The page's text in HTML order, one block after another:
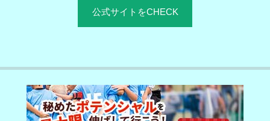
公式サイトをCHECK